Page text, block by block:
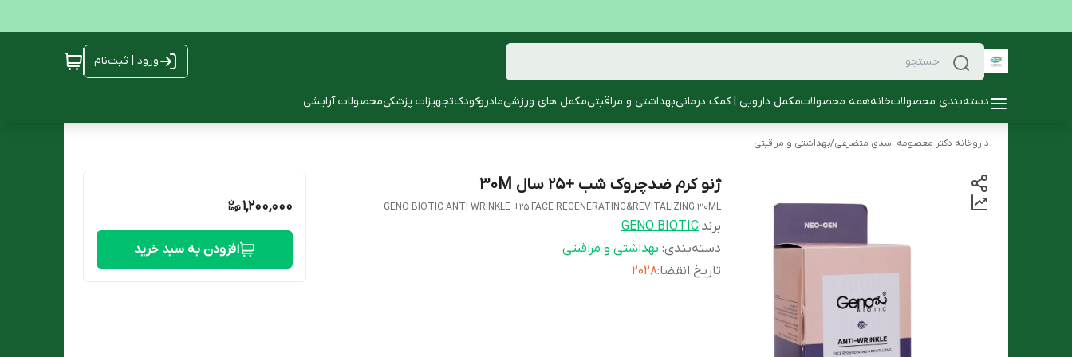
ورود | ثبت‌نام
دسته‌بندی محصولاتخانههمه محصولاتمکمل دارویی | کمک درمانیبهداشتی و مراقبتیمکمل های ورزشیمادروکودکتجهیزات پزشکیمحصولات آرایشی
داروخانه دکتر معصومه اسدی متضرعی/بهداشتی و مراقبتی
ژنو کرم ضدچروک شب +25 سال 30M
GENO BIOTIC ANTI WRINKLE +25 FACE REGENERATING&REVITALIZING 30ML
برند:GENO BIOTIC
دسته‌بندی: بهداشتی و مراقبتی
تاریخ انقضا:
2028
1,200,000
افزودن به سبد خرید